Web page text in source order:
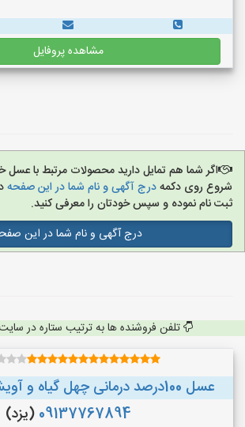
مشاهده پروفایل
اگر شما هم تمایل دارید محصولات مرتبط با عسل
شروع روی دکمهدرج آگهی و نام شما در این صفحه
ثبت نام نموده و سپس خودتان را معرفی کنید.
درج آگهی و نام شما در این
تلفن فروشنده ها به ترتیب ستاره در
عسل 100درصد درمانی چهل گیاه و آویشن به ضمانت
09137767894 (یزد)